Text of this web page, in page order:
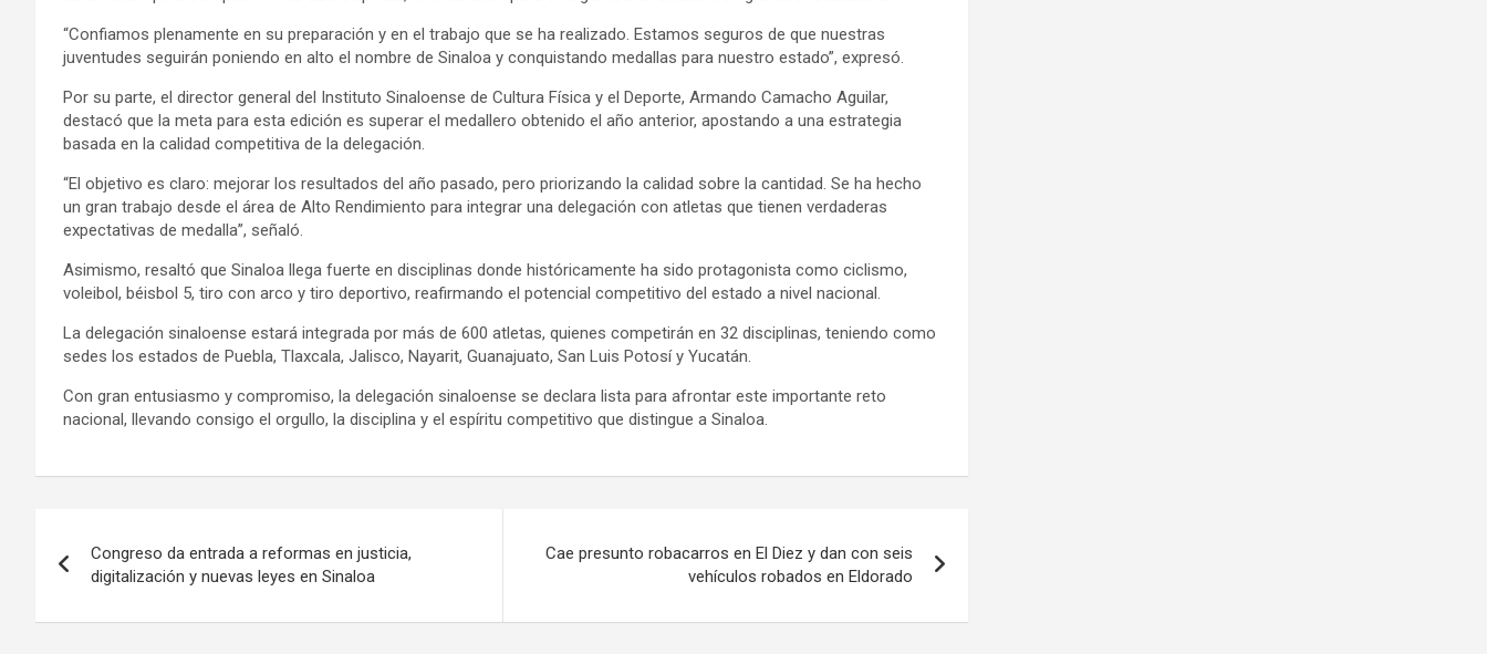
“Confiamos plenamente en su preparación y en el trabajo que se ha realizado. Estamos seguros de que nuestras
juventudes seguirán poniendo en alto el nombre de Sinaloa y conquistando medallas para nuestro estado”, expresó.
Por su parte, el director general del Instituto Sinaloense de Cultura Física y el Deporte, Armando Camacho Aguilar,
destacó que la meta para esta edición es superar el medallero obtenido el año anterior, apostando a una estrategia
basada en la calidad competitiva de la delegación.
“El objetivo es claro: mejorar los resultados del año pasado, pero priorizando la calidad sobre la cantidad. Se ha hecho
un gran trabajo desde el área de Alto Rendimiento para integrar una delegación con atletas que tienen verdaderas
expectativas de medalla”, señaló.
Asimismo, resaltó que Sinaloa llega fuerte en disciplinas donde históricamente ha sido protagonista como ciclismo,
voleibol, béisbol 5, tiro con arco y tiro deportivo, reafirmando el potencial competitivo del estado a nivel nacional.
La delegación sinaloense estará integrada por más de 600 atletas, quienes competirán en 32 disciplinas, teniendo como
sedes los estados de Puebla, Tlaxcala, Jalisco, Nayarit, Guanajuato, San Luis Potosí y Yucatán.
Con gran entusiasmo y compromiso, la delegación sinaloense se declara lista para afrontar este importante reto
nacional, llevando consigo el orgullo, la disciplina y el espíritu competitivo que distingue a Sinaloa.
de
entradas
Congreso da entrada a reformas en justicia,
digitalización y nuevas leyes en Sinaloa
Cae presunto robacarros en El Diez y dan con seis
vehículos robados en Eldorado